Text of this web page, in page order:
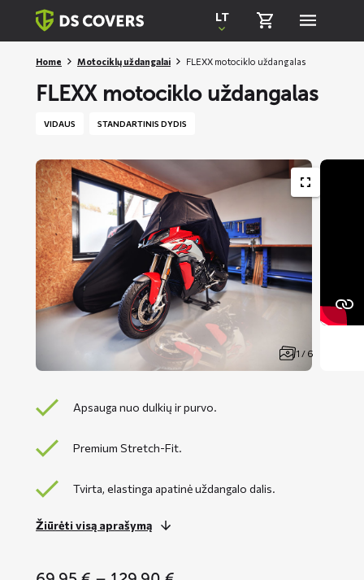
Skiplinks
LT
Home Motociklų uždangalai FLEXX motociklo uždangalas
FLEXX motociklo uždangalas
VIDAUS STANDARTINIS DYDIS
1 / 6
Apsauga nuo dulkių ir purvo.
Premium Stretch-Fit.
Tvirta, elastinga apatinė uždangalo dalis.
Žiūrėti visą aprašymą